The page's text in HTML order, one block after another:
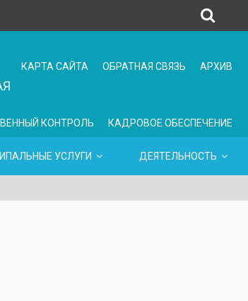
КАРТА САЙТА ОБРАТНАЯ СВЯЗЬ АРХИВ
КОНТРОЛЬ КАДРОВОЕ ОБЕСПЕЧЕНИЕ
УСЛУГИ ДЕЯТЕЛЬНОСТЬ